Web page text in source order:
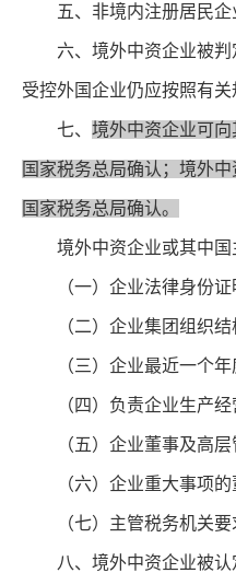
五、非境内注册居民企
六、境外中资企业被判定
受控外国企业仍应按照有关
七、 境外中资企业可
国家税务总局确认；境外
国家税务总局确认。
境外中资企业或其中国
（一）企业法律身份证
（二）企业集团组织结
（三）企业最近一个年
（四）负责企业生产经
（五）企业董事及高层
（六）企业重大事项的
（七）主管税务机关要
八、境外中资企业被认定